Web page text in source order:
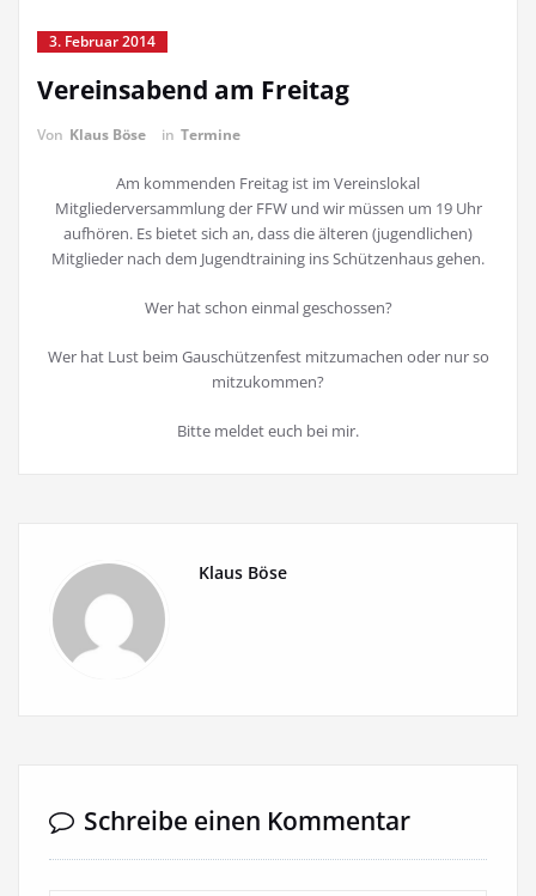
3. Februar 2014
Vereinsabend am Freitag
Von Klaus Böse in Termine
Am kommenden Freitag ist im Vereinslokal
Mitgliederversammlung der FFW und wir müssen um 19 Uhr
aufhören. Es bietet sich an, dass die älteren (jugendlichen)
Mitglieder nach dem Jugendtraining ins Schützenhaus gehen.
Wer hat schon einmal geschossen?
Wer hat Lust beim Gauschützenfest mitzumachen oder nur so
mitzukommen?
Bitte meldet euch bei mir.
Klaus Böse
Schreibe einen Kommentar